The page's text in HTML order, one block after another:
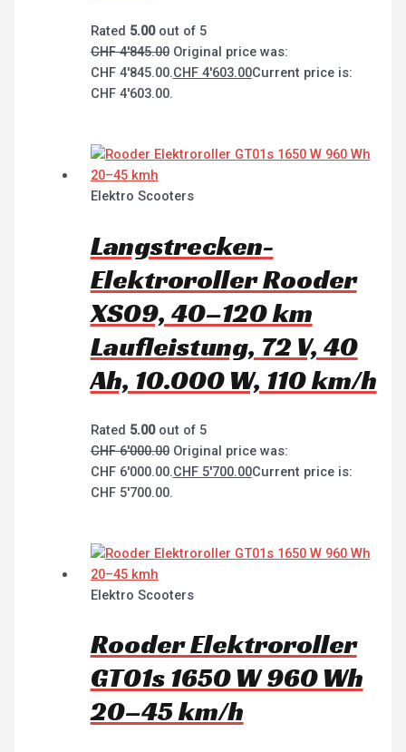
Rated 5.00out of 5
CHF4'845.00 Original price was:
CHF 4'845.00.CHF4'603.00Current price is:
CHF 4'603.00.
Elektro Scooters
Langstrecken-
Elektroroller Rooder
XS09, 40–120 km
Laufleistung, 72 V, 40
Ah, 10.000 W, 110 km/h
Rated 5.00out of 5
CHF6'000.00 Original price was:
CHF 6'000.00.CHF5'700.00Current price is:
CHF 5'700.00.
Elektro Scooters
Rooder Elektroroller
GT01s 1650 W 960 Wh
20–45 km/h